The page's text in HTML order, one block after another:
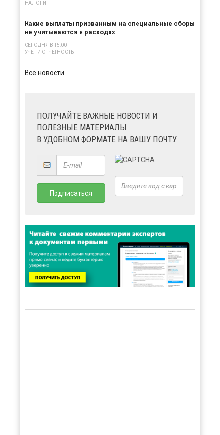
НАЛОГИ
Какие выплаты призванным на специальные сборы
не учитываются в расходах
СЕГОДНЯ В 15:00
УЧЕТ И ОТЧЕТНОСТЬ
Все новости
ПОЛУЧАЙТЕ ВАЖНЫЕ НОВОСТИ И
ПОЛЕЗНЫЕ МАТЕРИАЛЫ
В УДОБНОМ ФОРМАТЕ НА ВАШУ ПОЧТУ